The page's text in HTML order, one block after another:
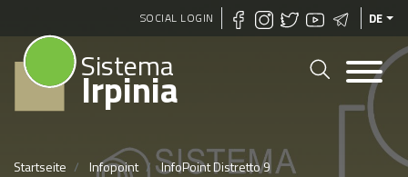
Direkt
zum
SOCIAL LOGIN DE
Sistema
Irpinia
Startseite Infopoint InfoPoint Distretto 9